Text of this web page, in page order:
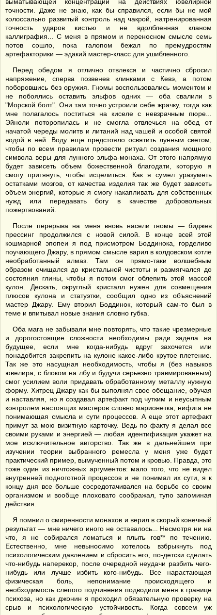
точности. Даже не знаю, как бы справился, если бы не мой
колоссально развитый контроль над чакрой, натренированная
точность ударов кистью и не вдолбленная кланом
каллиграфия... С меня в прямом и переносном смысле семь
потов сошло, пока галопом бежал по премудростям
артефакторики — эдакий мастер-класс для ушибленного.
Перед обедом я отлично отвлекся и частично сбросил
напряжение, сперва позвенев клинками с Кевэ, а потом
поборовшись без оружия. Гномы воспользовались моментом и
не побоялись оставить эльфов одних — оба свалили в
"Морской болт". Они там точно устроили себе жрачку, тогда как
мне полагалось поститься на киселе с невзрачным пюре...
Эйноли поторопилась и не смогла отвлечься на обед от
начатой череды молитв и литаний над чашей и особой святой
водой в ней. Воду еще предстояло освятить лунным светом,
чтобы по всем правилам провести ритуал создания мощного
символа веры для лунного эльфа-монаха. От этого напрямую
будет зависеть объем божественной благодати, которую я
смогу притянуть, чтобы исцелиться. Как я сумел уразуметь
остатками мозгов, от качества изделия так же будет зависеть
объем энергий, которые я смогу накапливать для собственных
нужд или передавать богу в качестве добровольных
пожертвований.
После перерыва на меня вновь насели гномы — биджев
прессинг продолжился с новой силой. В конце всей этой
кошмарной эпопеи я под присмотром Боддинока, горделиво
поучающего Джару, в прямом смысле варил в колдовском котле
необработанный алмаз. Там он прямо-таки волшебным
образом очищался до кристальной чистоты и размягчался до
состояния глины, чтобы я потом смог облепить этой массой
кулон. Дескать, округлый кристалл нужен для совмещения
плюсов кулона и статуэтки, сообщил одно из объяснений
мастер Джару. Ему вторил Боддинок, который сам-то был в
теме и впитывал новые знания словно губка.
Оба мага не забывали мне повторять, что такие чрезмерные
и дорогостоящие сложности необходимы ради задела на
будущее, если мне когда-нибудь вдруг захочется или
понадобится закрепить на кулоне какое-либо крутое плетение.
Так же это насущная необходимость, чтобы я (без навыков
ювелира, с блоком на лбу и будучи серьезно травмированным)
смог усилием воли придавать обработанному металлу нужную
форму. Хитрец Джару как бы выполнял свое обещание, обучая
и наставляя, но я создавал артефакт под чутким и неусыпным
контролем настоящих мастеров словно марионетка, нифига не
понимающая смысла и сути процессов. А еще этот артефакт
примут за мою визитную карточку. Ведь по факту я делал все
своими руками и энергией — любая идентификация укажет на
мое исключительное авторство. Так же в дальнейшем при
изучении теории выбранного ремесла у меня уже будет
практический пример, вымученный потом и кровью. Правда, это
тоже один из ничтожных аргументов: мало того, что не видел
внутренней подноготной процессов и не понимал их сути, я к
концу дня все больше сосредотачивался на борьбе со своим
организмом и вообще плоховато соображал, тупо запоминая
действия.
Я помнил о смиренности монахов и верил в скорый конечный
результат — мне ничего иного не оставалось... Несмотря ни на
что, я не собирался ломаться и плыть гов** по течению.
Естественно, мне невыносимо хотелось взбрыкнуть под
психологическим давлением и сбросить его, по-детски сделать
что-нибудь наперекор, после очередной неудачи разбить чего-
нибудь или лучше избить кого-нибудь. Все нарастающая
физическая боль, непонимание происходящего и
необходимость слепого подчинения подводили меня к границе
психоза, но как джонин я проходил обязательную проверку на
срыв и психологическую устойчивость. Когда совсем уж